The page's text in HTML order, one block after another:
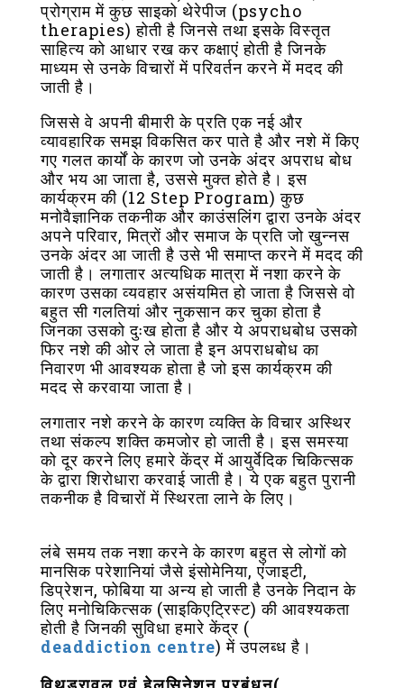
प्रोग्राम में कुछ साइको थेरेपीज (psycho
therapies) होती है जिनसे तथा इसके विस्तृत
साहित्य को आधार रख कर कक्षाएं होती है जिनके
माध्यम से उनके विचारों में परिवर्तन करने में मदद की
जाती है।
जिससे वे अपनी बीमारी के प्रति एक नई और
व्यावहारिक समझ विकसित कर पाते है और नशे में किए
गए गलत कार्यों के कारण जो उनके अंदर अपराध बोध
और भय आ जाता है, उससे मुक्त होते है। इस
कार्यक्रम की (12 Step Program) कुछ
मनोवैज्ञानिक तकनीक और काउंसलिंग द्वारा उनके अंदर
अपने परिवार, मित्रों और समाज के प्रति जो खुन्नस
उनके अंदर आ जाती है उसे भी समाप्त करने में मदद की
जाती है। लगातार अत्यधिक मात्रा में नशा करने के
कारण उसका व्यवहार असंयमित हो जाता है जिससे वो
बहुत सी गलतियां और नुकसान कर चुका होता है
जिनका उसको दुःख होता है और ये अपराधबोध उसको
फिर नशे की ओर ले जाता है इन अपराधबोध का
निवारण भी आवश्यक होता है जो इस कार्यक्रम की
मदद से करवाया जाता है।
लगातार नशे करने के कारण व्यक्ति के विचार अस्थिर
तथा संकल्प शक्ति कमजोर हो जाती है। इस समस्या
को दूर करने लिए हमारे केंद्र में आयुर्वेदिक चिकित्सक
के द्वारा शिरोधारा करवाई जाती है। ये एक बहुत पुरानी
तकनीक है विचारों में स्थिरता लाने के लिए।
लंबे समय तक नशा करने के कारण बहुत से लोगों को
मानसिक परेशानियां जैसे इंसोमेनिया, एंजाइटी,
डिप्रेशन, फोबिया या अन्य हो जाती है उनके निदान के
लिए मनोचिकित्सक (साइकिएट्रिस्ट) की आवश्यकता
होती है जिनकी सुविधा हमारे केंद्र (
deaddiction centre) में उपलब्ध है।